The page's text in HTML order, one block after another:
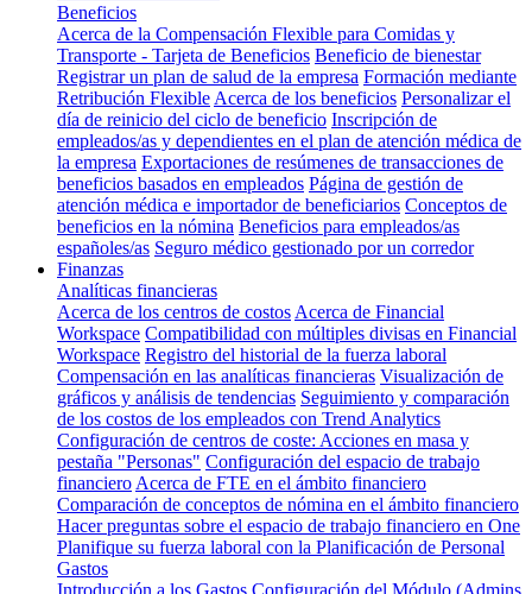
Beneficios
Acerca de la Compensación Flexible para Comidas y
Transporte - Tarjeta de Beneficios Beneficio de bienestar
Registrar un plan de salud de la empresa Formación mediante
Retribución Flexible Acerca de los beneficios Personalizar el
día de reinicio del ciclo de beneficio Inscripción de
empleados/as y dependientes en el plan de atención médica de
la empresa Exportaciones de resúmenes de transacciones de
beneficios basados en empleados Página de gestión de
atención médica e importador de beneficiarios Conceptos de
beneficios en la nómina Beneficios para empleados/as
españoles/as Seguro médico gestionado por un corredor
Finanzas
Analíticas financieras
Acerca de los centros de costos Acerca de Financial
Workspace Compatibilidad con múltiples divisas en Financial
Workspace Registro del historial de la fuerza laboral
Compensación en las analíticas financieras Visualización de
gráficos y análisis de tendencias Seguimiento y comparación
de los costos de los empleados con Trend Analytics
Configuración de centros de coste: Acciones en masa y
pestaña "Personas" Configuración del espacio de trabajo
financiero Acerca de FTE en el ámbito financiero
Comparación de conceptos de nómina en el ámbito financiero
Hacer preguntas sobre el espacio de trabajo financiero en One
Planifique su fuerza laboral con la Planificación de Personal
Gastos
Introducción a los Gastos Configuración del Módulo (Admins